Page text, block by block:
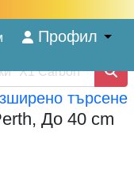
Профил
търсене
До 40 cm